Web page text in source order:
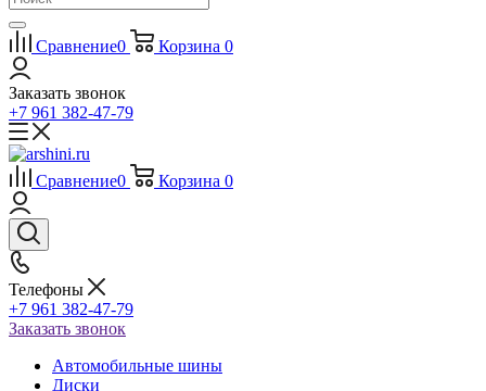
Сравнение0 Корзина 0
Заказать звонок
+7 961 382-47-79
Сравнение0 Корзина 0
Телефоны
+7 961 382-47-79
Заказать звонок
Автомобильные шины
Диски